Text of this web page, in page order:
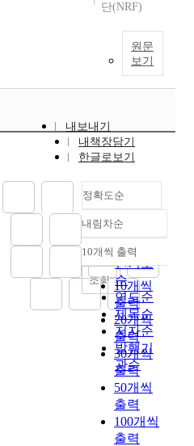
단(NRF)
원문
보기
내보내기
내책장담기
한글로보기
정확도순
정확도
순
인기도
순
연도순
제목순
저자순
발행기
관순
내림차순
내림차순
10개씩 출력
10개씩
출력
20개씩
출력
30개씩
출력
50개씩
출력
100개씩
출력
조회